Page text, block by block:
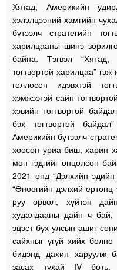
Хятад, Америкийн
хэлэлцээний хамгийн
бүтээлч стратегийн
харилцааны шинэ
байна. Тэгвэл “Хятад,
тогтвортой харилцаа”
голлосон идэвхтэй
хэмжээтэй сайн
хэвийн тогтвортой
бэх тогтвортой
Америкийн бүтээлч
хоосон уриа биш, харин
мөн гэдгийг онцолсон
2021 онд “Дэлхийн
“Өнөөгийн дэлхий ертөнц
руу орвол, хүйтэн
худалдааны дайн ч бай,
эцэст бүх улсын ашиг
сайхныг үгүй хийх
бидэнд дахин харуулж
засах тухай IV